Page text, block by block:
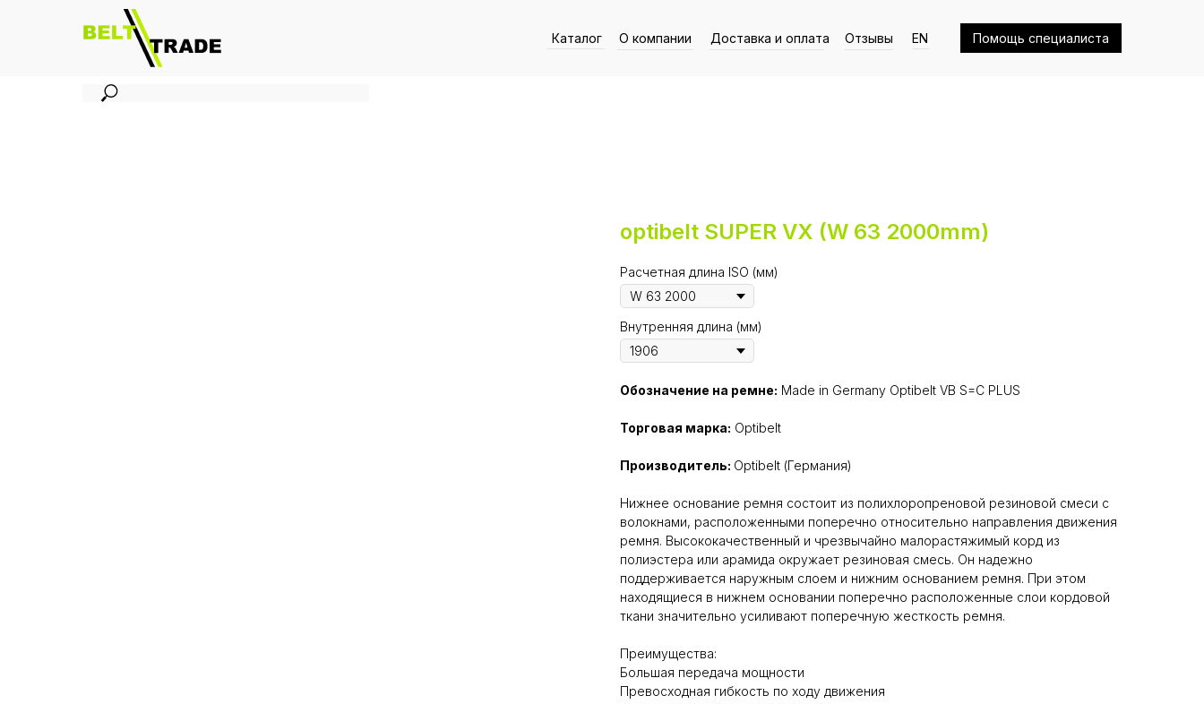
Каталог О компании Отзывы Помощь специалиста
Доставка и оплата EN
optibelt SUPER VX (W 63 2000mm)
Расчетная длина ISO (мм)
Внутренняя длина (мм)
Обозначение на ремне: Made in Germany Optibelt VB S=C PLUS
Торговая марка: Optibelt
Производитель: Optibelt (Германия)
Нижнее основание ремня состоит из полихлоропреновой резиновой смеси с
волокнами, расположенными поперечно относительно направления движения
ремня. Высококачественный и чрезвычайно малорастяжимый корд из
полиэстерa или арамида окружает резиновая смесь. Он надежно
поддерживается наружным слоем и нижним основанием ремня. При этом
находящиеся в нижнем основании поперечно расположенные слои кордовой
ткани значительно усиливают поперечную жесткость ремня.
Преимущества:
Большая передача мощности
Превосходная гибкость по ходу движения